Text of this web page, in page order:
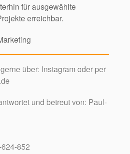
für ausgewählte
erreichbar.
über: Instagram oder per
und betreut von: Paul-
852